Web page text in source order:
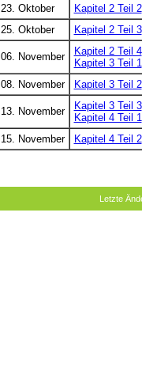
23. Oktober
Kapitel 2 Teil 2
25. Oktober
Kapitel 2 Teil 3
06. November
Kapitel 2 Teil 4
Kapitel 3 Teil 1
08. November
Kapitel 3 Teil 2
13. November
Kapitel 3 Teil 3
Kapitel 4 Teil 1
15. November
Kapitel 4 Teil 2
Letzte